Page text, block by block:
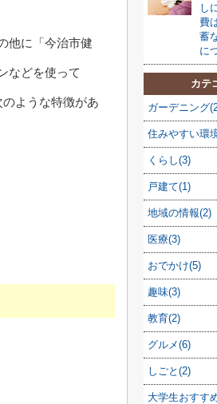
他に「今治市健
などを使って
ような特徴があ
し
費
蓄
に
カテ
ガーデニング
住みやすい環
くらし(3)
戸建て(1)
地域の情報(2)
医療(3)
おでかけ(5)
趣味(3)
教育(2)
グルメ(6)
しごと(2)
大学生おすす